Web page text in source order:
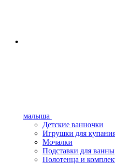
малыша
Детские ванночки
Игрушки для
Мочалки
Подставки для ванны
Полотенца и